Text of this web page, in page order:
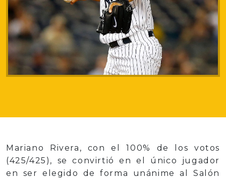
Mariano Rivera, con el 100% de los votos
(425/425), se convirtió en el único jugador
en ser elegido de forma unánime al Salón